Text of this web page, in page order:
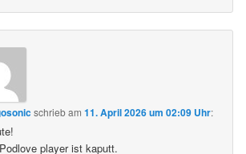
schriebam11. April 2026 um 02:09 Uhr:
player ist kaputt.